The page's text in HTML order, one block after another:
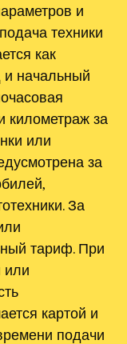
и
техники
как
и начальный
километраж за
или
за
За
тариф. При
или
картой и
подачи